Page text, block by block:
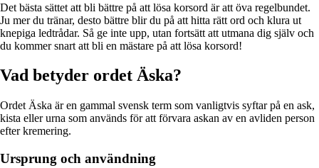
Det bästa sättet att bli bättre på att lösa korsord är att öva regelbundet.
Ju mer du tränar, desto bättre blir du på att hitta rätt ord och klura ut
knepiga ledtrådar. Så ge inte upp, utan fortsätt att utmana dig själv och
du kommer snart att bli en mästare på att lösa korsord!
Vad betyder ordet Äska?
Ordet Äska är en gammal svensk term som vanligtvis syftar på en ask,
kista eller urna som används för att förvara askan av en avliden person
efter kremering.
Ursprung och användning